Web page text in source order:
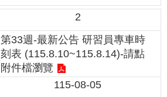
2
第33週-最新公告 研習員專車時
刻表 (115.8.10~115.8.14)-請點
附件檔瀏覽
115-08-05